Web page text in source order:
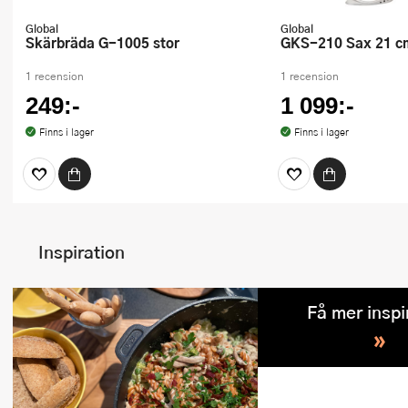
Global
Skärbräda G-1005 stor
1 recension
249:-
Finns i lager
Global
GKS-210 Sax 21
1 recension
1 099:-
Finns i lager
Inspiration
Få mer
»